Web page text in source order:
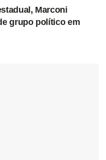
Marconi
grupo político em